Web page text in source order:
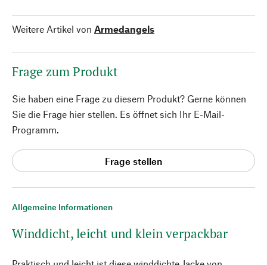
Allgemeine Informationen
Winddicht, leicht und klein verpackbar
Weitere Artikel von Armedangels
Frage zum Produkt
Sie haben eine Frage zu diesem Produkt? Gerne können
Sie die Frage hier stellen. Es öffnet sich Ihr E-Mail-
Programm.
Frage stellen